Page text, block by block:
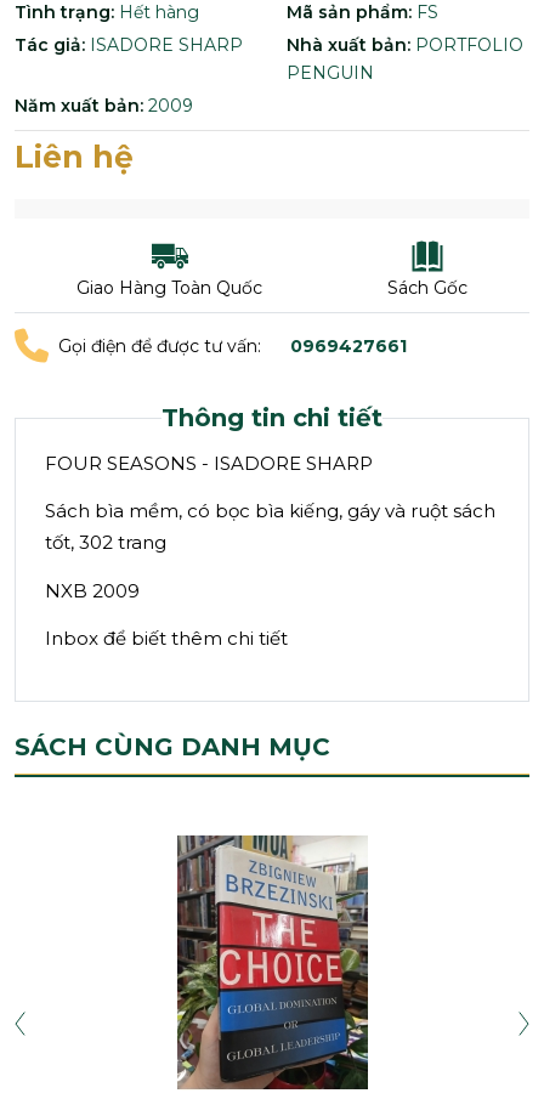
Tình trạng: Hết hàng Mã sản phẩm: FS
Tác giả: ISADORE SHARP Nhà xuất bản: PORTFOLIO
PENGUIN
Năm xuất bản: 2009
Liên hệ
Giao Hàng Toàn Quốc Sách Gốc
Gọi điện để được tư vấn: 0969427661
Thông tin chi tiết
FOUR SEASONS - ISADORE SHARP
Sách bìa mềm, có bọc bìa kiếng, gáy và ruột sách
tốt, 302 trang
NXB 2009
Inbox để biết thêm chi tiết
SÁCH CÙNG DANH MỤC